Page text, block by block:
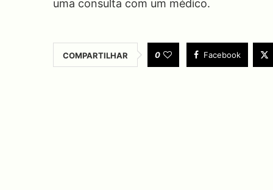
uma consulta com um médico.
COMPARTILHAR 0 Facebook